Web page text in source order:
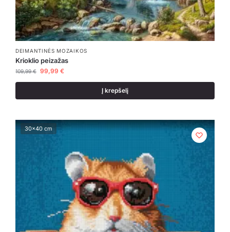
DEIMANTINĖS MOZAIKOS
Krioklio peizažas
109,99€ 99,99 €
Į krepšelį
30x40 cm